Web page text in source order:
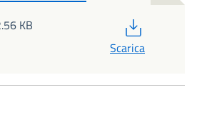
KB
Scarica